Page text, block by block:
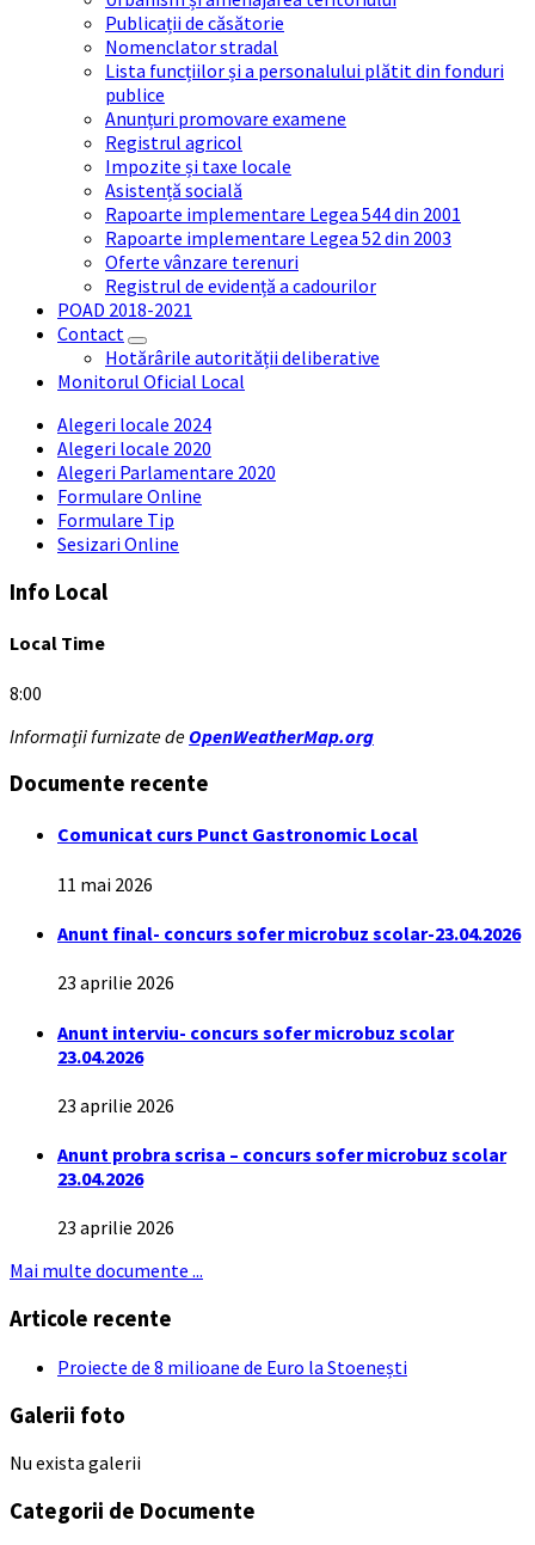
Publicații de căsătorie
Nomenclator stradal
Lista funcțiilor și a personalului plătit din fonduri
publice
Anunțuri promovare examene
Registrul agricol
Impozite și taxe locale
Asistență socială
Rapoarte implementare Legea 544 din 2001
Rapoarte implementare Legea 52 din 2003
Oferte vânzare terenuri
Registrul de evidență a cadourilor
POAD 2018-2021
Contact
Hotărârile autorității deliberative
Monitorul Oficial Local
Alegeri locale 2024
Alegeri locale 2020
Alegeri Parlamentare 2020
Formulare Online
Formulare Tip
Sesizari Online
Info Local
Local Time
8:00
Informații furnizate de OpenWeatherMap.org
Documente recente
Comunicat curs Punct Gastronomic Local
11 mai 2026
Anunt final- concurs sofer microbuz scolar-23.04.2026
23 aprilie 2026
Anunt interviu- concurs sofer microbuz scolar
23.04.2026
23 aprilie 2026
Anunt probra scrisa – concurs sofer microbuz scolar
23.04.2026
23 aprilie 2026
Mai multe documente ...
Articole recente
Proiecte de 8 milioane de Euro la Stoenești
Galerii foto
Nu exista galerii
Categorii de Documente